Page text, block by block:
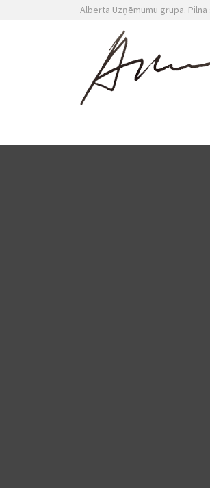
Alberta Uzņēmumu grupa.